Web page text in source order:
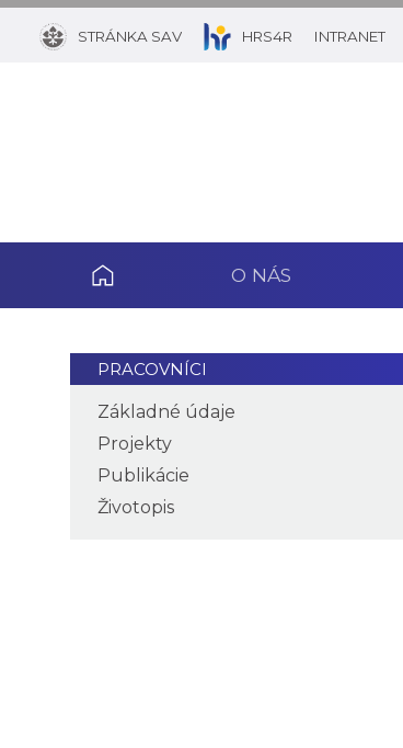
STRÁNKA SAV HRS4R INTRANET
O NÁS
PRACOVNÍCI
Základné údaje
Projekty
Publikácie
Životopis